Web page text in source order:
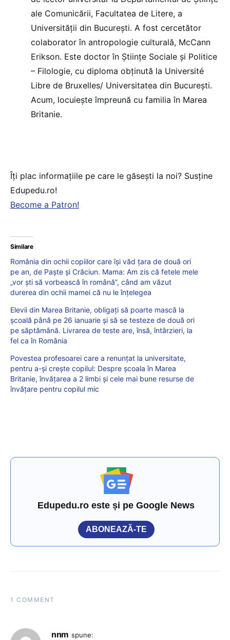
ale Comunicării, Facultatea de Litere, a
Universității din București. A fost cercetător
colaborator în antropologie culturală, McCann
Erikson. Este doctor în Științe Sociale și Politice
– Filologie, cu diploma obținută la Université
Libre de Bruxelles/ Universitatea din București.
Acum, locuiește împreună cu familia în Marea
Britanie.
Îți plac informațiile pe care le găsești la noi? Susține
Edupedu.ro!
Become a Patron!
Similare
România din ochii copiilor care își văd țara de două ori
pe an, de Paște și Crăciun. Mama: Am zis că fetele mele
„vor ști să vorbească în română”, când am văzut
durerea din ochii mamei că nu le înțelegea
Elevii din Marea Britanie, obligați să poarte mască la
școală până pe 26 ianuarie și să se testeze de două ori
pe săptămână. Livrarea de teste are, însă, întârzieri, la
fel ca în România
Povestea profesoarei care a renunțat la universitate,
pentru a-și crește copilul: Despre școala în Marea
Britanie, învățarea a 2 limbi și cele mai bune resurse de
învățare pentru copilul mic
Edupedu.ro este și pe Google News
ABONEAZĂ-TE
1 COMMENT
nnm spune: